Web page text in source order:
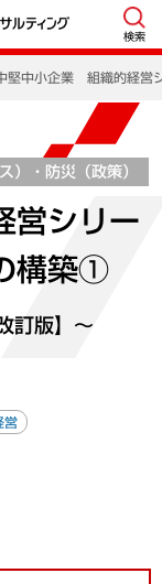
検索
堅中小企業 組織的経営
）・防災（政策）
営シリー
構築①
訂版】～
営